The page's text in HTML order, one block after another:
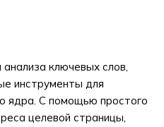
ключевых слов,
инструменты для
ядра. С помощью простого
целевой страницы,